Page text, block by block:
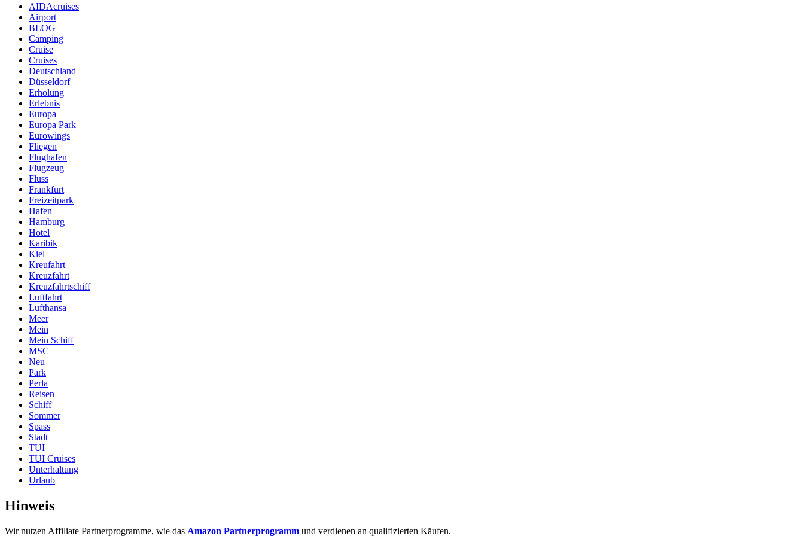
AIDAcruises
Airport
BLOG
Camping
Cruise
Cruises
Deutschland
Düsseldorf
Erholung
Erlebnis
Europa
Europa Park
Eurowings
Fliegen
Flughafen
Flugzeug
Fluss
Frankfurt
Freizeitpark
Hafen
Hamburg
Hotel
Karibik
Kiel
Kreufahrt
Kreuzfahrt
Kreuzfahrtschiff
Luftfahrt
Lufthansa
Meer
Mein
Mein Schiff
MSC
Neu
Park
Perla
Reisen
Schiff
Sommer
Spass
Stadt
TUI
TUI Cruises
Unterhaltung
Urlaub
Hinweis
Wir nutzen Affiliate Partnerprogramme, wie das Amazon Partnerprogramm und verdienen an qualifizierten Käufen.